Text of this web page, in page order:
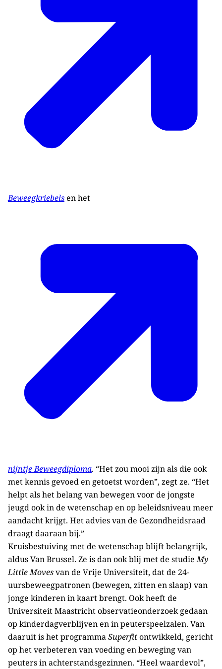
Beweegkriebelsen het
nijntje Beweegdiploma. “Het zou mooi zijn als die ook
met kennis gevoed en getoetst worden”, zegt ze. “Het
helpt als het belang van bewegen voor de jongste
jeugd ook in de wetenschap en op beleidsniveau meer
aandacht krijgt. Het advies van de Gezondheidsraad
draagt daaraan bij.”
Kruisbestuiving met de wetenschap blijft belangrijk,
aldus Van Brussel. Ze is dan ook blij met de studieMy
Little Movesvan de Vrije Universiteit, dat de 24-
uursbeweegpatronen (bewegen, zitten en slaap) van
jonge kinderen in kaart brengt. Ook heeft de
Universiteit Maastricht observatieonderzoek gedaan
op kinderdagverblijven en in peuterspeelzalen. Van
daaruit is het programmaSuperfitontwikkeld, gericht
op het verbeteren van voeding en beweging van
peuters in achterstandsgezinnen. “Heel waardevol”,